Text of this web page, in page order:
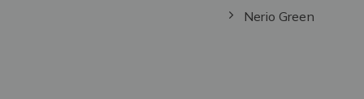
Nerio Green